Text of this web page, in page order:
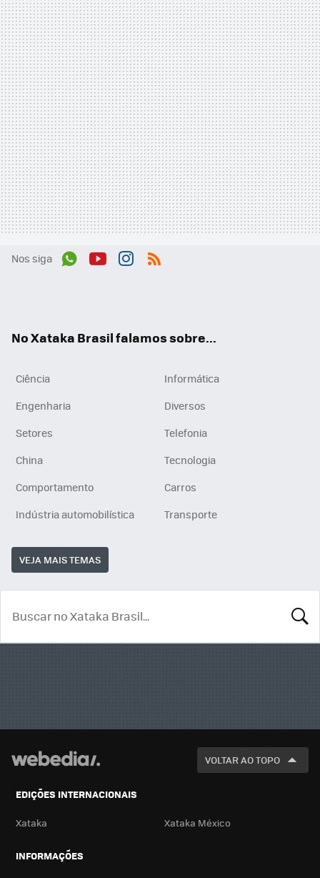
Nos siga
No Xataka Brasil falamos sobre...
Ciência
Informática
Engenharia
Diversos
Setores
Telefonia
China
Tecnologia
Comportamento
Carros
Indústria automobilística
Transporte
VEJA MAIS TEMAS
VOLTAR AO TOPO
EDIÇÕES INTERNACIONAIS
Xataka Xataka México
INFORMAÇÕES